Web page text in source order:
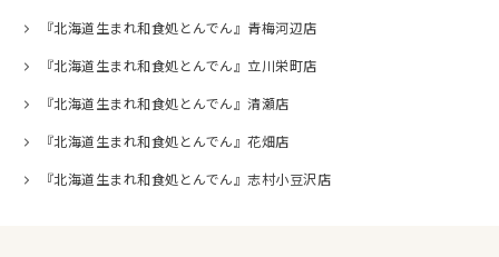
『北海道生まれ和食処とんでん』青梅河辺店
『北海道生まれ和食処とんでん』立川栄町店
『北海道生まれ和食処とんでん』清瀬店
『北海道生まれ和食処とんでん』花畑店
『北海道生まれ和食処とんでん』志村小豆沢店